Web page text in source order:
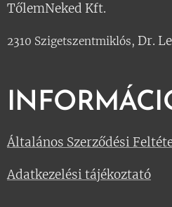
TőlemNeked Kft.
2310 Szigetszentmiklós, Dr.
Általános Szerződési
Adatkezelési tájékoztató